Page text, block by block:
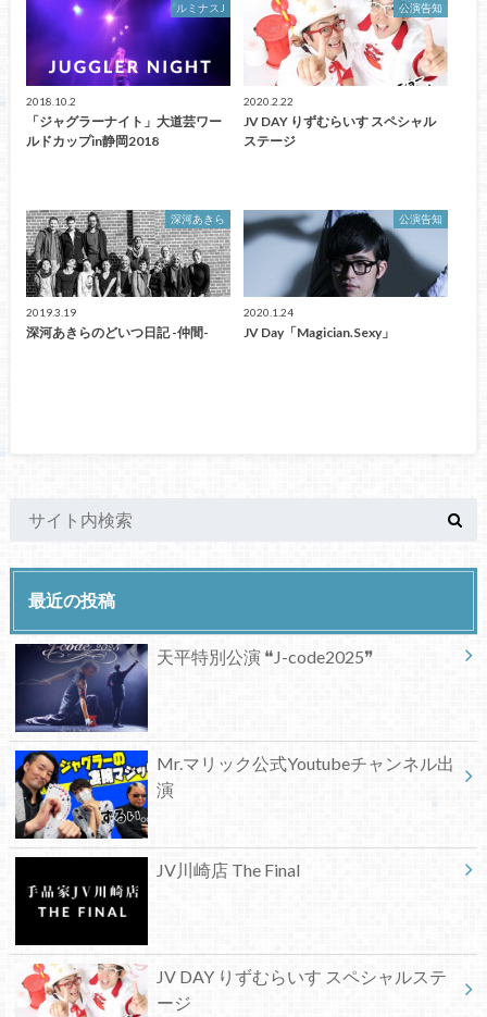
ルミナスJ
2018.10.2
「ジャグラーナイト」大道芸ワー
ルドカップin静岡2018
公演告知
2020.2.22
JV DAY りずむらいす スペシャル
ステージ
深河あきら
2019.3.19
深河あきらのどいつ日記 -仲間-
公演告知
2020.1.24
JV Day「Magician.Sexy」
最近の投稿
天平特別公演 ❝J-code2025❞
Mr.マリック公式Youtubeチャンネル出
演
JV川崎店 The Final
JV DAY りずむらいす スペシャルステ
ージ